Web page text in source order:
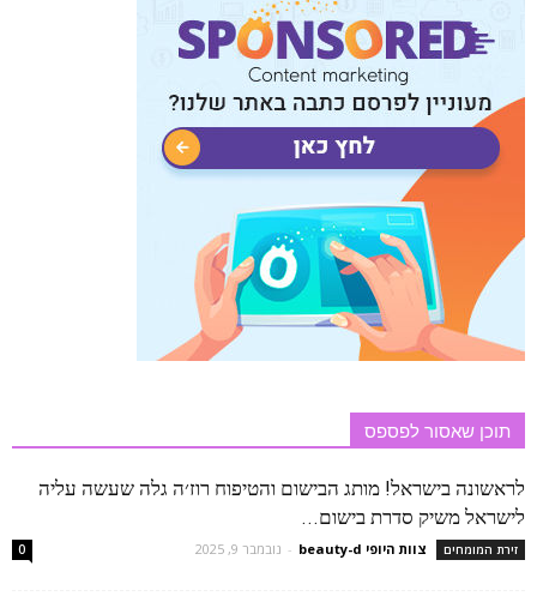
תוכן שאסור לפספס
לראשונה בישראל! מותג הבישום והטיפוח רוז׳ה גלה שעשה עליה
לישראל משיק סדרת בישום...
זירת המומחים צוות היופי beauty-d - נובמבר 9, 2025 0